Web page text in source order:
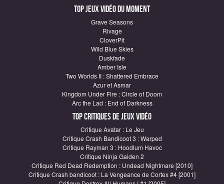
Top Jeux vidéo du moment
Grave Seasons
Rivage
CloverPit
Wild Blue Skies
Duskfade
Amber Isle
Two Worlds II : Shattered Embrace
Azur et Asmar
Kingdom Under Fire : Circle of Doom
Arc the Lad : End of Darkness
Top critiques de Jeux vidéo
Critique Avatar : Le Jeu
Critique Crash Bandicoot 3 : Warped
Critique Rayman 3 : Hoodlum Havoc
Critique Ninja Gaiden 2
Critique Red Dead Redemption : Undead Nightmare [2010]
Critique Crash bandicoot : La Vengeance de Cortex #4 [2001]